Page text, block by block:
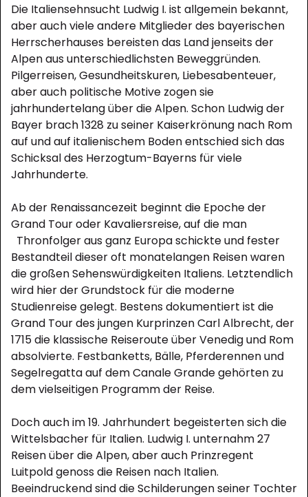
Die Italiensehnsucht Ludwig I. ist allgemein bekannt,
aber auch viele andere Mitglieder des bayerischen
Herrscherhauses bereisten das Land jenseits der
Alpen aus unterschiedlichsten Beweggründen.
Pilgerreisen, Gesundheitskuren, Liebesabenteuer,
aber auch politische Motive zogen sie
jahrhundertelang über die Alpen. Schon Ludwig der
Bayer brach 1328 zu seiner Kaiserkrönung nach Rom
auf und auf italienischem Boden entschied sich das
Schicksal des Herzogtum-Bayerns für viele
Jahrhunderte.
Ab der Renaissancezeit beginnt die Epoche der
Grand Tour oder Kavaliersreise, auf die man
Thronfolger aus ganz Europa schickte und fester
Bestandteil dieser oft monatelangen Reisen waren
die großen Sehenswürdigkeiten Italiens. Letztendlich
wird hier der Grundstock für die moderne
Studienreise gelegt. Bestens dokumentiert ist die
Grand Tour des jungen Kurprinzen Carl Albrecht, der
1715 die klassische Reiseroute über Venedig und Rom
absolvierte. Festbanketts, Bälle, Pferderennen und
Segelregatta auf dem Canale Grande gehörten zu
dem vielseitigen Programm der Reise.
Doch auch im 19. Jahrhundert begeisterten sich die
Wittelsbacher für Italien. Ludwig I. unternahm 27
Reisen über die Alpen, aber auch Prinzregent
Luitpold genoss die Reisen nach Italien.
Beeindruckend sind die Schilderungen seiner Tochter